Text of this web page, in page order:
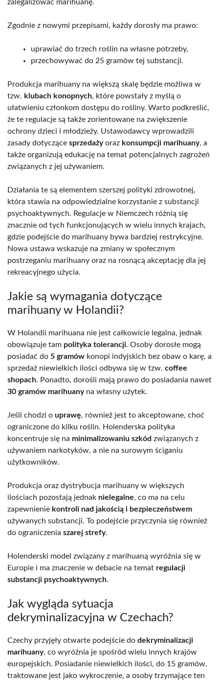
zalegalizować marihuanę.
Zgodnie z nowymi przepisami, każdy dorosły ma prawo:
uprawiać do trzech roślin na własne potrzeby,
przechowywać do 25 gramów tej substancji.
Produkcja marihuany na większą skalę będzie możliwa w
tzw. klubach konopnych, które powstały z myślą o
ułatwieniu członkom dostępu do rośliny. Warto podkreślić,
że te regulacje są także zorientowane na zwiększenie
ochrony dzieci i młodzieży. Ustawodawcy wprowadzili
zasady dotyczące sprzedażyoraz konsumpcji marihuany, a
także organizują edukację na temat potencjalnych zagrożeń
związanych z jej używaniem.
Działania te są elementem szerszej polityki zdrowotnej,
która stawia na odpowiedzialne korzystanie z substancji
psychoaktywnych. Regulacje w Niemczech różnią się
znacznie od tych funkcjonujących w wielu innych krajach,
gdzie podejście do marihuany bywa bardziej restrykcyjne.
Nowa ustawa wskazuje na zmiany w społecznym
postrzeganiu marihuany oraz na rosnącą akceptację dla jej
rekreacyjnego użycia.
Jakie są wymagania dotyczące
marihuany w Holandii?
W Holandii marihuana nie jest całkowicie legalna, jednak
obowiązuje tam polityka tolerancji. Osoby dorosłe mogą
posiadać do 5 gramów konopi indyjskich bez obaw o karę, a
sprzedaż niewielkich ilości odbywa się w tzw. coffee
shopach. Ponadto, dorośli mają prawo do posiadania nawet
30 gramów marihuanyna własny użytek.
Jeśli chodzi o uprawę, również jest to akceptowane, choć
ograniczone do kilku roślin. Holenderska polityka
koncentruje się na minimalizowaniu szkód związanych z
używaniem narkotyków, a nie na surowym ściganiu
użytkowników.
Produkcja oraz dystrybucja marihuany w większych
ilościach pozostają jednak nielegalne, co ma na celu
zapewnienie kontroli nad jakością i bezpieczeństwem
używanych substancji. To podejście przyczynia się również
do ograniczenia szarej strefy.
Holenderski model związany z marihuaną wyróżnia się w
Europie i ma znaczenie w debacie na temat regulacji
substancji psychoaktywnych.
Jak wygląda sytuacja
dekryminalizacyjna w Czechach?
Czechy przyjęły otwarte podejście do dekryminalizacji
marihuany, co wyróżnia je spośród wielu innych krajów
europejskich. Posiadanie niewielkich ilości, do 15 gramów,
traktowane jest jako wykroczenie, a osoby trzymające ten